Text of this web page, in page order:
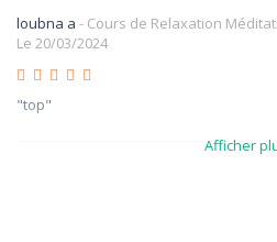
Afficher
loubna a - Cours de Relaxation
Le 20/03/2024
"top"